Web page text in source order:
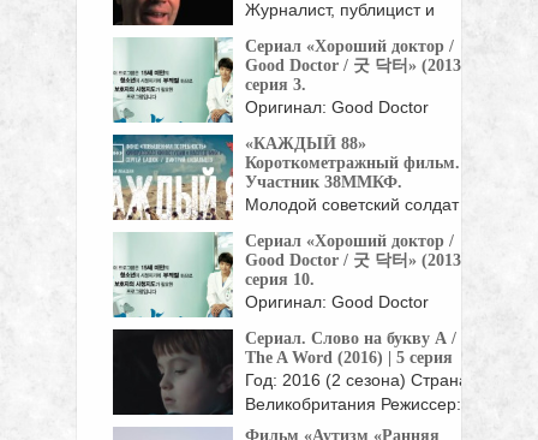
Журналист, публицист и
Ясина, автор ...
Сериал «Хороший доктор /
Good Doctor / 굿 닥터» (2013),
серия 3.
Оригинал: Good Doctor
Жанр: мелодрамы, драмы
Страна: Корея Южная Год:
...
«КАЖДЫЙ 88»
Короткометражный фильм.
Участник 38ММКФ.
Молодой советский солдат
Сериал «Хороший доктор /
Good Doctor / 굿 닥터» (2013),
серия 10.
Оригинал: Good Doctor
Страна: Корея Южная Год:
Сериал. Слово на букву А /
The A Word (2016) | 5 серия
Год: 2016 (2 сезона) Страна:
Великобритания Режиссер:
Питер Каттанео, ...
Фильм «Аутизм «Ранняя